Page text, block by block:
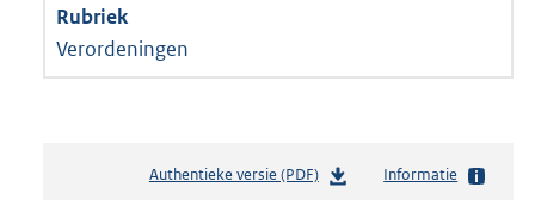
Verordeningen
Authentieke versie (PDF)b
Informatie